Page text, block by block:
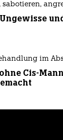
sabotieren,
im
Cis-